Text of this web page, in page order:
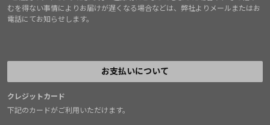
むを得ない事情によりお届けが遅くなる場合などは、弊社よりメールまたはお
電話にてお知らせします。
お支払いについて
クレジットカード
下記のカードがご利用いただけます。